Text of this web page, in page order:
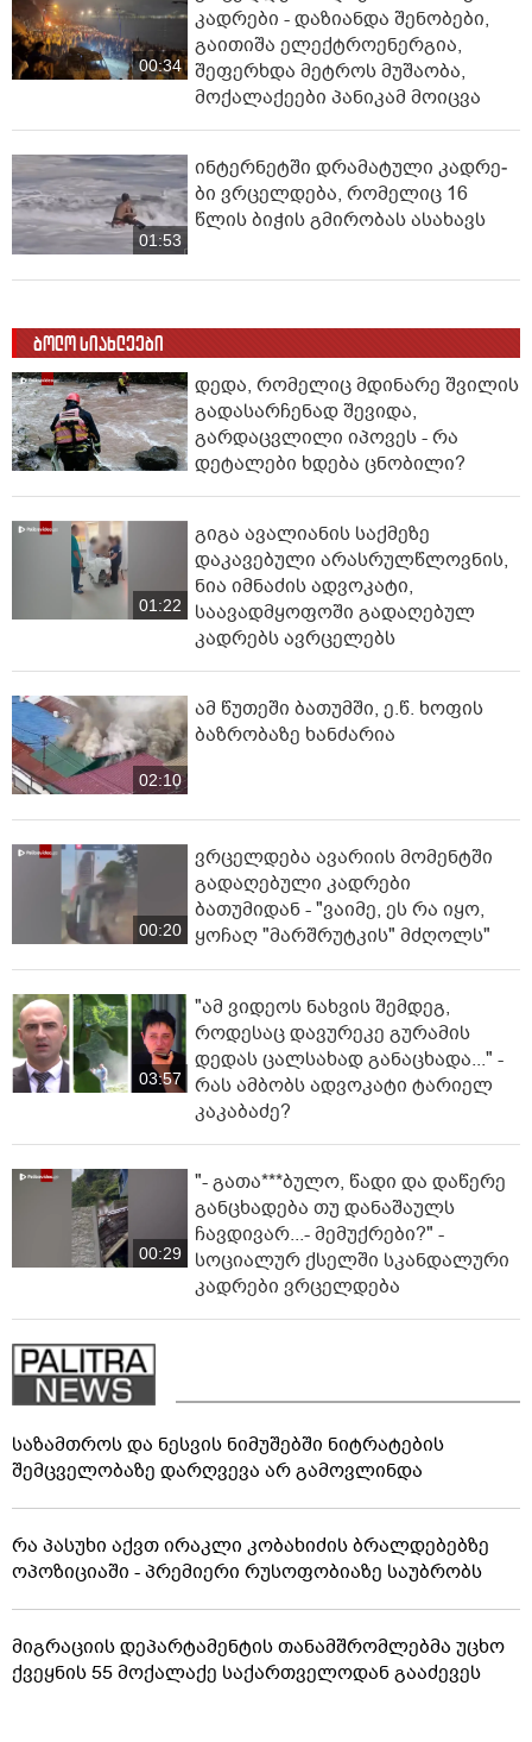
00:34
კადრები - დაზიანდა შენობები,
გაითიშა ელექტროენერგია,
შეფერხდა მეტროს მუშაობა,
მოქალაქეები პანიკამ მოიცვა
01:53
ინ­ტერ­ნეტ­ში დრა­მა­ტუ­ლი კად­რე­
ბი ვრცელდება, რომელიც 16
წლის ბიჭის გმირობას ასახავს
ბოლო სიახლეები
დედა, რომელიც მდინარე შვილის
გადასარჩენად შევიდა,
გარდაცვლილი იპოვეს - რა
დეტალები ხდება ცნობილი?
01:22
გიგა ავალიანის საქმეზე
დაკავებული არასრულწლოვნის,
ნია იმნაძის ადვოკატი,
საავადმყოფოში გადაღებულ
კადრებს ავრცელებს
02:10
ამ წუთეში ბათუმში, ე.წ. ხოფის
ბაზრობაზე ხანძარია
00:20
ვრცელდება ავარიის მომენტში
გადაღებული კადრები
ბათუმიდან - "ვაიმე, ეს რა იყო,
ყოჩაღ "მარშრუტკის" მძღოლს"
03:57
"ამ ვიდეოს ნახვის შემდეგ,
როდესაც დავურეკე გურამის
დედას ცალსახად განაცხადა..." -
რას ამბობს ადვოკატი ტარიელ
კაკაბაძე?
00:29
"- გათა***ბულო, წადი და დაწერე
განცხადება თუ დანაშაულს
ჩავდივარ...- მემუქრები?" -
სოციალურ ქსელში სკანდალური
კადრები ვრცელდება
საზამთროს და ნესვის ნიმუშებში ნიტრატების
შემცველობაზე დარღვევა არ გამოვლინდა
რა პასუხი აქვთ ირაკლი კობახიძის ბრალდებებზე
ოპოზიციაში - პრემიერი რუსოფობიაზე საუბრობს
მიგრაციის დეპარტამენტის თანამშრომლებმა უცხო
ქვეყნის 55 მოქალაქე საქართველოდან გააძევეს